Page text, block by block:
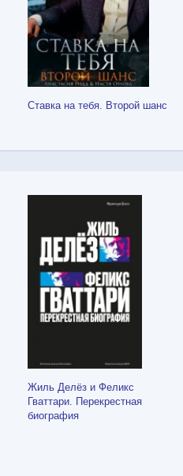
Ставка на тебя. Второй шанс
Жиль Делёз и Феликс
Гваттари. Перекрестная
биография